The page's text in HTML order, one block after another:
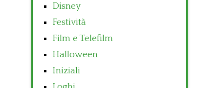
Disney
Festività
Film e Telefilm
Halloween
Iniziali